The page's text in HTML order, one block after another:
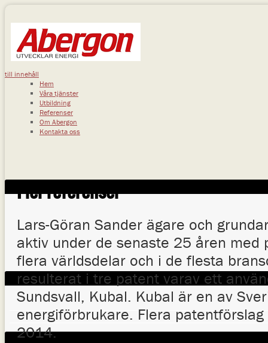
till innehåll
Hem
Våra tjänster
Utbildning
Referenser
Om Abergon
Kontakta oss
Fler referenser
Lars-Göran Sander ägare och
aktiv under de senaste 25 åren med
flera världsdelar och i de flesta
resulterat i tre patent varav ett
Sundsvall, Kubal. Kubal är en av
energiförbrukare. Flera
2014.